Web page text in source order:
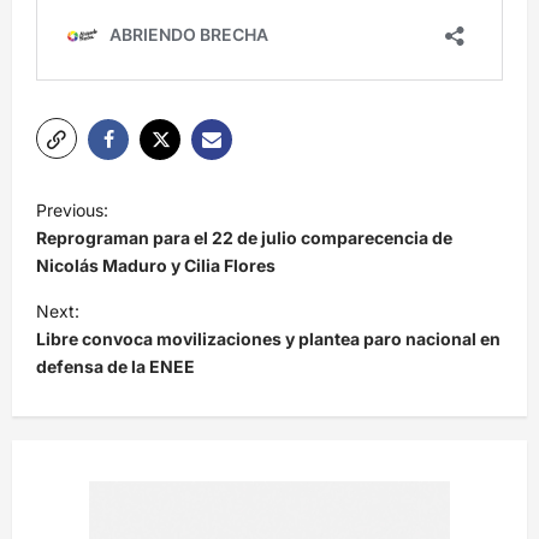
N
a
v
e
g
a
c
Previous:
Reprograman para el 22 de julio comparecencia de
Nicolás Maduro y Cilia Flores
Next:
Libre convoca movilizaciones y plantea paro nacional en
defensa de la ENEE